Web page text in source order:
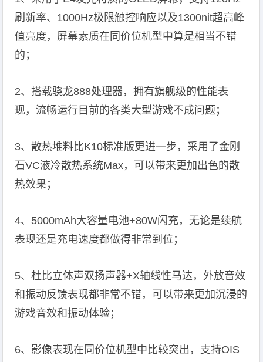
刷新率、1000Hz极限触控响应以及1300nit超高峰
值亮度，屏幕素质在同价位机型中算是相当不错
的；
2、搭载骁龙888处理器，拥有旗舰级的性能表
现，流畅运行目前的各类大型游戏不成问题；
3、散热堆料比K10标准版更进一步，采用了金刚
石VC液冷散热系统Max，可以带来更加出色的散
热效果；
4、5000mAh大容量电池+80W闪充，无论是续航
表现还是充电速度都做得非常到位；
5、杜比立体声双扬声器+X轴线性马达，外放音效
和振动反馈表现都非常不错，可以带来更加沉浸的
游戏音效和振动体验；
6、影像表现在同价位机型中比较突出，支持OIS